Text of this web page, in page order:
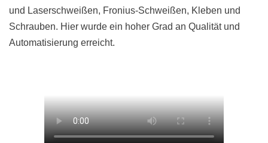
und Laserschweißen, Fronius-Schweißen, Kleben und
Schrauben. Hier wurde ein hoher Grad an Qualität und
Automatisierung erreicht.